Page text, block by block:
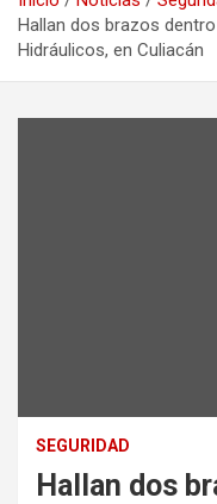
Hallan dos brazos
Hidráulicos, en Culiacán
SEGURIDAD
Hallan dos